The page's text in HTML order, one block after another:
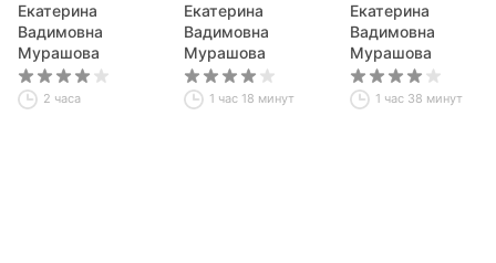
границы для
ребенка?»
Екатерина
Вадимовна
Мурашова
2 часа
Екатерина
Вадимовна
Мурашова
1 час 18 минут
возраст и
подростковый
кризис»
Екатерина
Вадимовна
Мурашова
1 час 38 минут